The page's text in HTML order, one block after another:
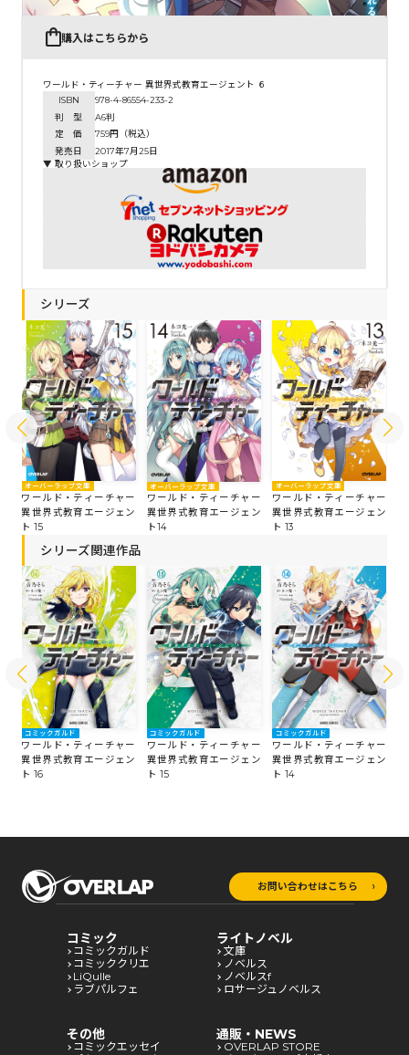
購入はこちらから
ワールド・ティーチャー 異世界式教育エージェント ６
ISBN
978-4-86554-233-2
判 型
A6判
定 価
759円（税込）
発売日
2017年7月25日
▼ 取り扱いショップ
シリーズ
オーバーラップ文庫
ワールド・ティーチャー
異世界式教育エージェン
ト 15
オーバーラップ文庫
ワールド・ティーチャー
異世界式教育エージェン
ト14
オーバーラップ文庫
ワールド・ティーチャー
異世界式教育エージェン
ト 13
シリーズ関連作品
コミックガルド
ワールド・ティーチャー
異世界式教育エージェン
ト 16
コミックガルド
ワールド・ティーチャー
異世界式教育エージェン
ト 15
コミックガルド
ワールド・ティーチャー
異世界式教育エージェン
ト 14
お問い合わせはこちら
コミック
コミックガルド
コミッククリエ
LiQulle
ラブパルフェ
ライトノベル
文庫
ノベルス
ノベルスf
ロサージュノベルス
その他
コミックエッセイ
通販・NEWS
OVERLAP STORE